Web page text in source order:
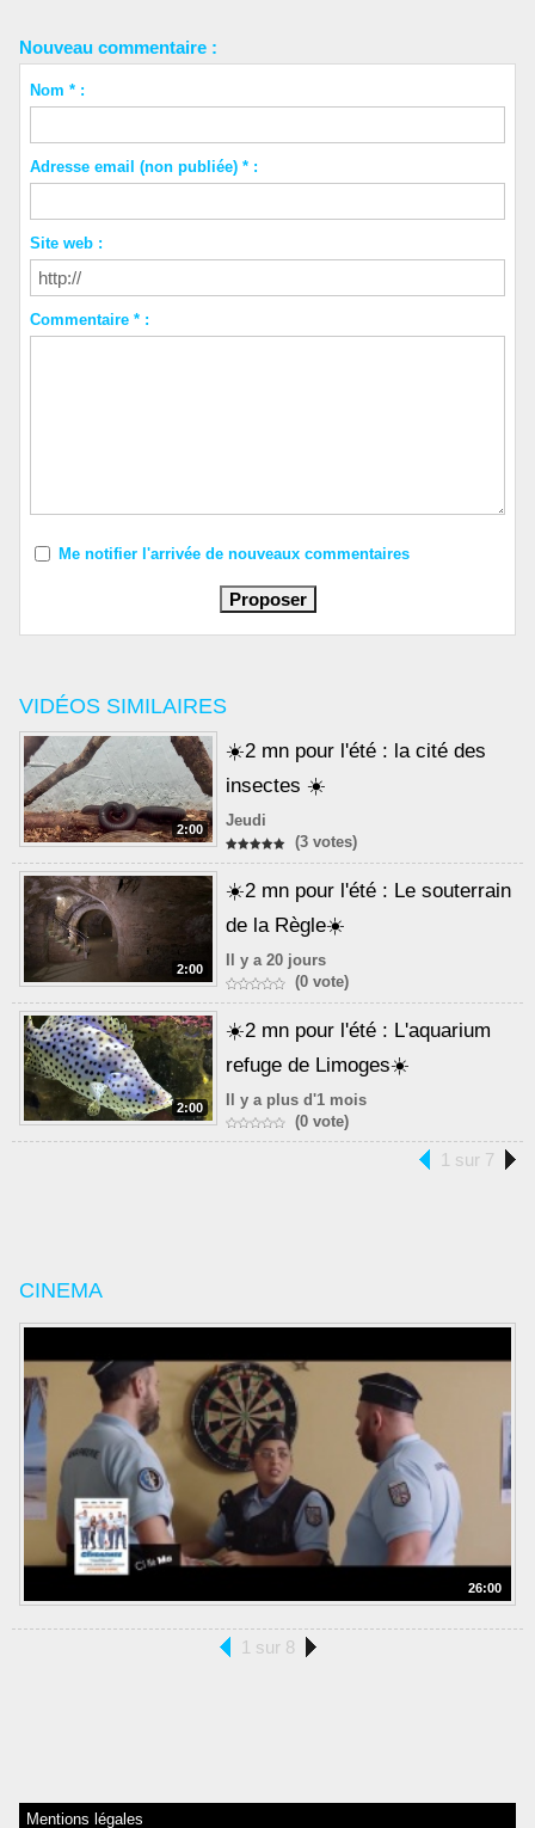
VIDÉOS SIMILAIRES
2:00
☀️2 mn pour l'été : la cité des
insectes ☀️
Jeudi
(3 votes)
2:00
☀️2 mn pour l'été : Le souterrain
de la Règle☀️
Il y a 20 jours
(0 vote)
2:00
☀️2 mn pour l'été : L'aquarium
refuge de Limoges☀️
Il y a plus d'1 mois
(0 vote)
1 sur 7
CINEMA
26:00
1 sur 8
Nouveau commentaire :
Nom * :
Adresse email (non publiée) * :
Site web :
Commentaire * :
Me notifier l'arrivée de nouveaux commentaires
Mentions légales